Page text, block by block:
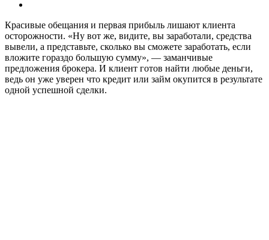
Красивые обещания и первая прибыль лишают клиента
осторожности. «Ну вот же, видите, вы заработали, средства
вывели, а представьте, сколько вы сможете заработать, если
вложите гораздо большую сумму», — заманчивые
предложения брокера. И клиент готов найти любые деньги,
ведь он уже уверен что кредит или займ окупится в результате
одной успешной сделки.